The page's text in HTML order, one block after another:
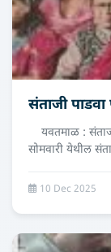
संताजी पाडवा
यवतमाळ : संताजी
सोमवारी येथील
10 Dec 2025